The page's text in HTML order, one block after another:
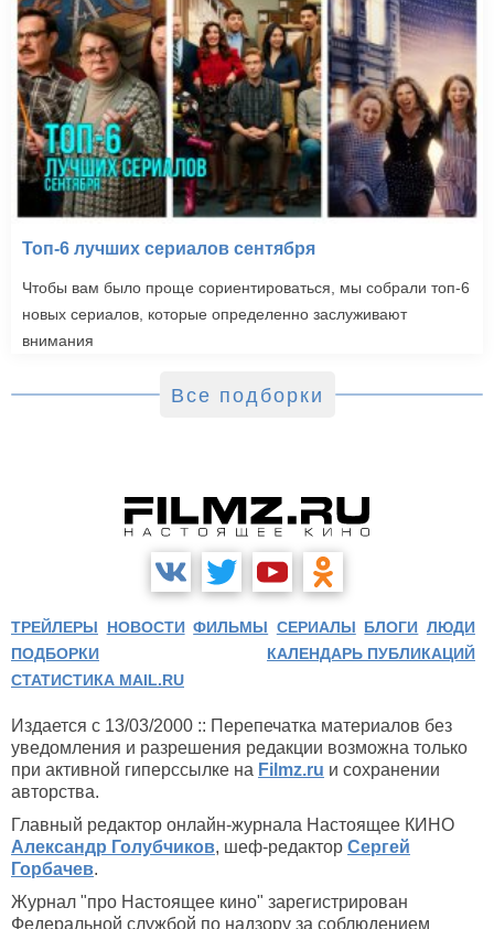
Топ-6 лучших сериалов сентября
Чтобы вам было проще сориентироваться, мы собрали топ-6
новых сериалов, которые определенно заслуживают
внимания
Все подборки
ТРЕЙЛЕРЫ НОВОСТИ ФИЛЬМЫ СЕРИАЛЫ БЛОГИ ЛЮДИ
ПОДБОРКИ
КАЛЕНДАРЬ ПУБЛИКАЦИЙ
СТАТИСТИКА MAIL.RU
Издается с 13/03/2000 :: Перепечатка материалов без
уведомления и разрешения редакции возможна только
при активной гиперссылке на Filmz.ru и сохранении
авторства.
Главный редактор онлайн-журнала Настоящее КИНО
Александр Голубчиков, шеф-редактор Сергей
Горбачев.
Журнал "про Настоящее кино" зарегистрирован
Федеральной службой по надзору за соблюдением